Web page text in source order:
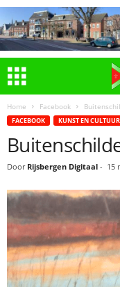
Home Facebook
FACEBOOK KUNST EN CULTUUR
Door Rijsbergen Digitaal - 15